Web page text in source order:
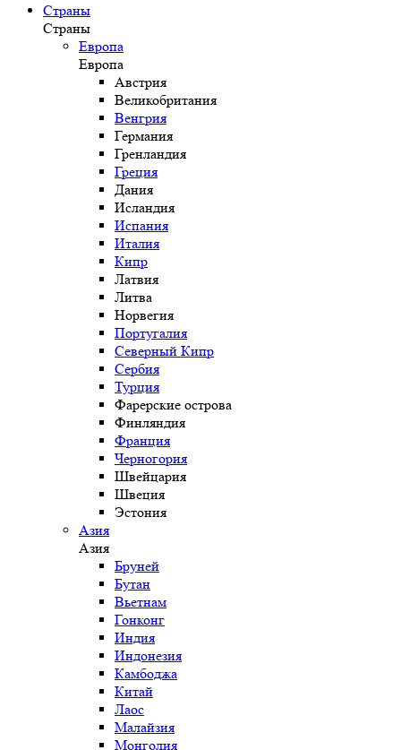
Страны
Страны
Европа
Европа
Австрия
Великобритания
Венгрия
Германия
Гренландия
Греция
Дания
Исландия
Испания
Италия
Кипр
Латвия
Литва
Норвегия
Португалия
Северный Кипр
Сербия
Турция
Фарерские острова
Финляндия
Франция
Черногория
Швейцария
Швеция
Эстония
Азия
Азия
Бруней
Бутан
Вьетнам
Гонконг
Индия
Индонезия
Камбоджа
Китай
Лаос
Малайзия
Монголия